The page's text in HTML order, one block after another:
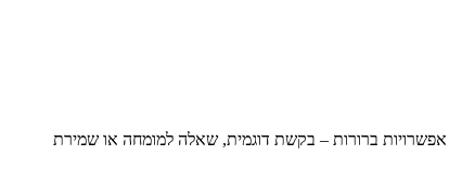
ברורות – בקשת דוגמית, שאלה למומחה או שמירת